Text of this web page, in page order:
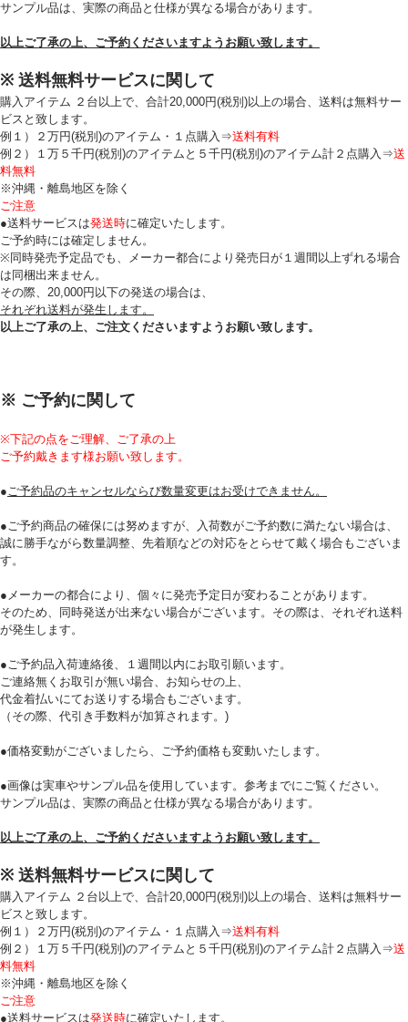
サンプル品は、実際の商品と仕様が異なる場合があります。
以上ご了承の上、ご予約くださいますようお願い致します。
※ 送料無料サービスに関して
購入アイテム ２台以上で、合計20,000円(税別)以上の場合、送料は無料サー
ビスと致します。
例１）２万円(税別)のアイテム・１点購入⇒送料有料
例２）１万５千円(税別)のアイテムと５千円(税別)のアイテム計２点購入⇒送
料無料
※沖縄・離島地区を除く
ご注意
●送料サービスは発送時に確定いたします。
ご予約時には確定しません。
※同時発売予定品でも、メーカー都合により発売日が１週間以上ずれる場合
は同梱出来ません。
その際、20,000円以下の発送の場合は、
それぞれ送料が発生します。
以上ご了承の上、ご注文くださいますようお願い致します。
※ ご予約に関して
※下記の点をご理解、ご了承の上
ご予約戴きます様お願い致します。
●ご予約品のキャンセルならび数量変更はお受けできません。
●ご予約商品の確保には努めますが、入荷数がご予約数に満たない場合は、
誠に勝手ながら数量調整、先着順などの対応をとらせて戴く場合もございま
す。
●メーカーの都合により、個々に発売予定日が変わることがあります。
そのため、同時発送が出来ない場合がございます。その際は、それぞれ送料
が発生します。
●ご予約品入荷連絡後、１週間以内にお取引願います。
ご連絡無くお取引が無い場合、お知らせの上、
代金着払いにてお送りする場合もございます。
（その際、代引き手数料が加算されます。)
●価格変動がございましたら、ご予約価格も変動いたします。
●画像は実車やサンプル品を使用しています。参考までにご覧ください。
サンプル品は、実際の商品と仕様が異なる場合があります。
以上ご了承の上、ご予約くださいますようお願い致します。
※ 送料無料サービスに関して
購入アイテム ２台以上で、合計20,000円(税別)以上の場合、送料は無料サー
ビスと致します。
例１）２万円(税別)のアイテム・１点購入⇒送料有料
例２）１万５千円(税別)のアイテムと５千円(税別)のアイテム計２点購入⇒送
料無料
※沖縄・離島地区を除く
ご注意
●送料サービスは発送時に確定いたします。